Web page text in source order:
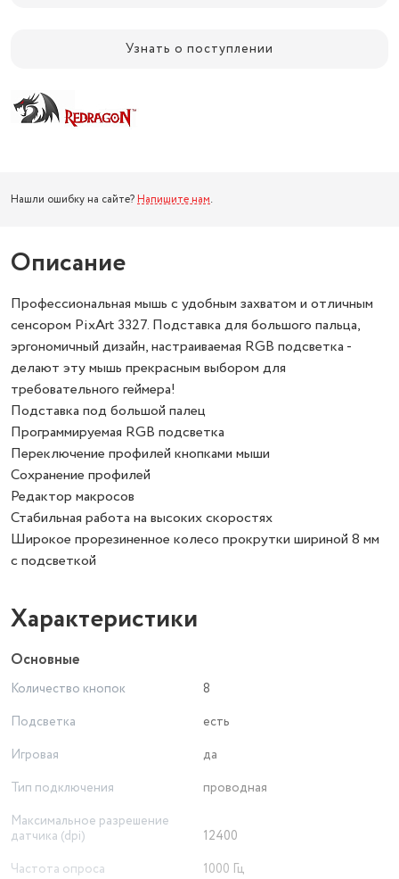
Узнать о поступлении
Нашли ошибку на сайте? Напишите нам.
Описание
Профессиональная мышь с удобным захватом и отличным
сенсором PixArt 3327. Подставка для большого пальца,
эргономичный дизайн, настраиваемая RGB подсветка -
делают эту мышь прекрасным выбором для
требовательного геймера!
Подставка под большой палец
Программируемая RGB подсветка
Переключение профилей кнопками мыши
Сохранение профилей
Редактор макросов
Стабильная работа на высоких скоростях
Широкое прорезиненное колесо прокрутки шириной 8 мм
с подсветкой
Характеристики
Основные
Количество кнопок
8
Подсветка
есть
Игровая
да
Тип подключения
проводная
Максимальное разрешение
датчика (dpi)
12400
Частота опроса
1000 Гц